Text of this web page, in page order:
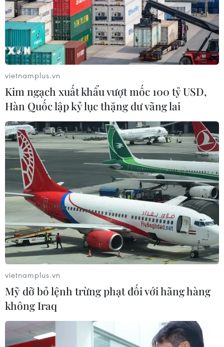
Công an nhân dân, Trưởng ban tổ chức Giải báo chí toàn quốc
về chủ đề "Vì An ninh Tổ quốc và Bình yên cuộc sống" giai đoạn
2026-2028 phát biểu. (Ảnh: Phạm Kiên/TTXVN)
Các đại biểu tham dự buổi lễ. (Ảnh: Phạm Kiên/TTXVN)
vietnamplus.vn
Kim ngạch xuất khẩu vượt mốc 100 tỷ USD,
Hàn Quốc lập kỷ lục thặng dư vãng lai
vietnamplus.vn
Mỹ dỡ bỏ lệnh trừng phạt đối với hãng hàng
không Iraq